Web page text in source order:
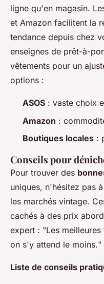
ligne qu'en magasin.
et Amazon facilitent la
tendance depuis chez
enseignes de prêt-à-
vêtements pour un
options :
ASOS : vaste choix
Amazon :
Boutiques locales :
Conseils pour
Pour trouver des
uniques, n'hésitez pas
les marchés vintage.
cachés à des prix
expert : "Les
on s'y attend le moins."
Liste de conseils